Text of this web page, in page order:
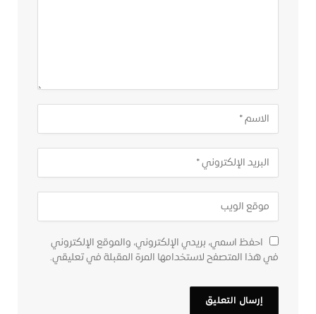
احفظ اسمي، بريدي الإلكتروني، والموقع الإلكتروني
في هذا المتصفح لاستخدامها المرة المقبلة في تعليقي.